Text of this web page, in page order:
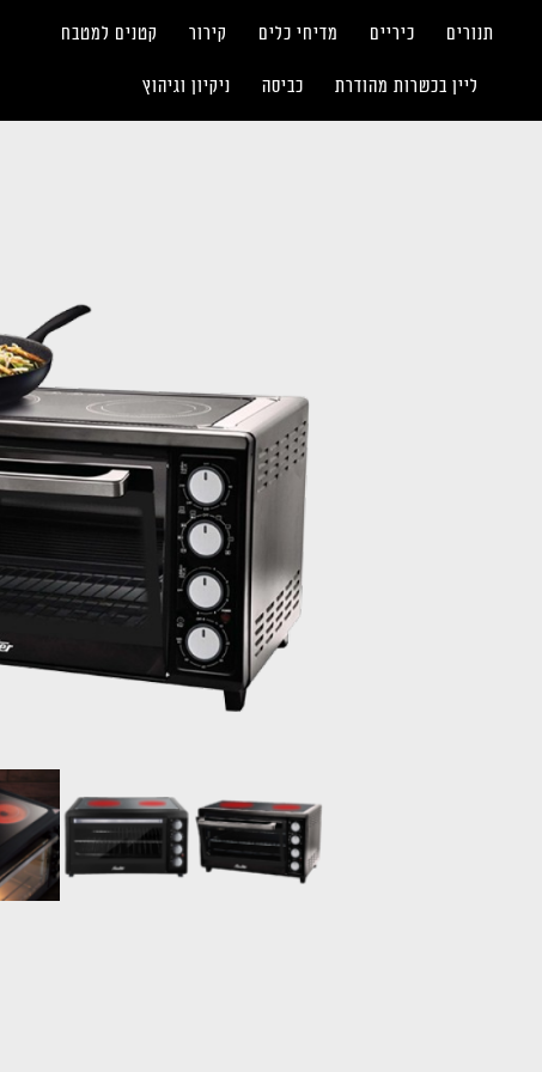
תנורים כיריים מדיחי כלים קירור קטנים למטבח
ליין בכשרות מהודרת כביסה ניקיון וגיהוץ